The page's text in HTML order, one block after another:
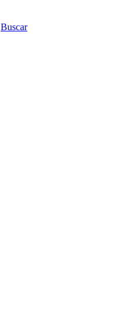
Buscar